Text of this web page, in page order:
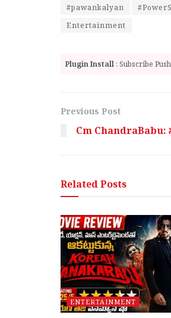
#pawankalyan
Entertainment
Plugin Install : Subscribe
Previous Post
Cm
RelatedPosts
ENTERTAINMENT